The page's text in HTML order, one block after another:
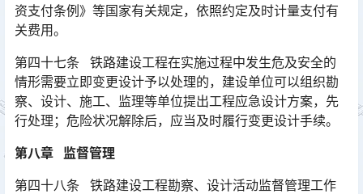
资支付条例》等国家有关规定，依照约定及时计量支付有
关费用。󠅅󠅃󠄵󠅂󠄪󠇖󠆨󠆨󠇕󠆞󠆒󠅬󠇘󠆭󠆘󠇙󠆝󠅵󠇗󠆭󠆁󠄐󠇗󠅹󠅸󠇖󠆍󠅳󠇖󠅹󠅰󠇖󠆌󠅹
第四十七条 铁路建设工程在实施过程中发生危及安全的
情形需要立即变更设计予以处理的，建设单位可以组织勘
察、设计、施工、监理等单位提出工程应急设计方案，先
行处理；危险状况解除后，应当及时履行变更设计手续。󠅅󠅃󠄵󠅂󠄪󠇖󠆨󠆨󠇕󠆞󠆒󠅬󠇘󠆭󠆘󠇙󠆝󠅵󠇗󠆭󠆁󠄐󠇗󠅹󠅸󠇖󠆍󠅳󠇖󠅹󠅰󠇖󠆌󠅹
第八章 监督管理
第四十八条 铁路建设工程勘察、设计活动监督管理工作